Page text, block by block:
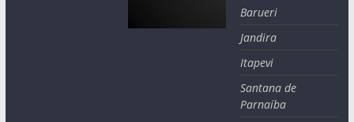
Barueri
Jandira
Itapevi
Santana de
Parnaíba